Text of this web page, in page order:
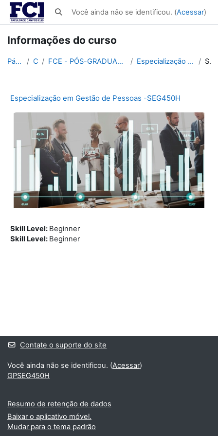
Ir para o conteúdo principal
Alternar entrada de pesquisa
Você ainda não se identificou. (Acessar)
Informações do curso
Página inicial Cursos FCE - PÓS-GRADUAÇÃO EM SEGURANÇA PÚBLICA 450h e 560h Especialização em Gestão de Pessoas -SEG450H Sumário
Especialização em Gestão de Pessoas -SEG450H
Skill Level: Beginner
Skill Level: Beginner
Contate o suporte do site
Você ainda não se identificou. (Acessar)
GPSEG450H
Resumo de retenção de dados
Baixar o aplicativo móvel.
Mudar para o tema padrão